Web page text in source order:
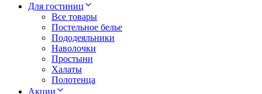
Для гостиниц
Все товары
Постельное белье
Пододеяльники
Наволочки
Простыни
Халаты
Полотенца
Акции